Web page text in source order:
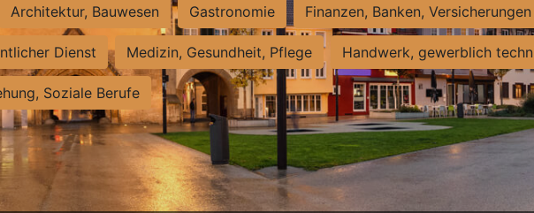
Architektur, Bauwesen Gastronomie Finanzen, Banken, Versicherungen
Dienst Medizin, Gesundheit, Pflege Handwerk, gewerblich
Soziale Berufe